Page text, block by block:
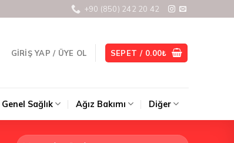
+90 (850) 242 20 42
GIRIŞ YAP / ÜYE OL SEPET / 0.00₺
Genel Sağlık Ağız Bakımı Diğer